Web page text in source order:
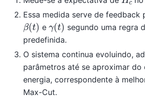
Essa medida serve de feedback
β(t) e γ(t) segundo uma regra
predefinida.
O sistema continua evoluindo,
parâmetros até se aproximar do
energia, correspondente à
Max-Cut.